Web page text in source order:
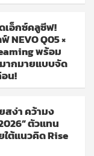
เอ็กซ์คลูซีฟ!
NEVO Q05 ×
พร้อม
ากมายแบบจัด
อน!
สง่า คว้ามง
ตัวแทน
ต้แนวคิด Rise